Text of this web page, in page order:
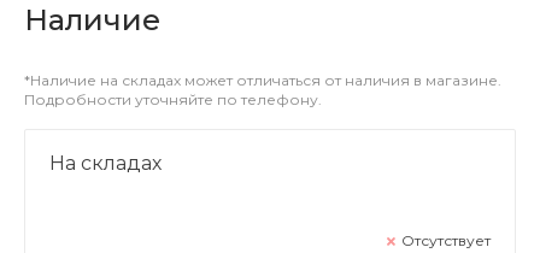
Наличие
*Наличие на складах может отличаться от наличия в магазине.
Подробности уточняйте по телефону.
На складах
Отсутствует